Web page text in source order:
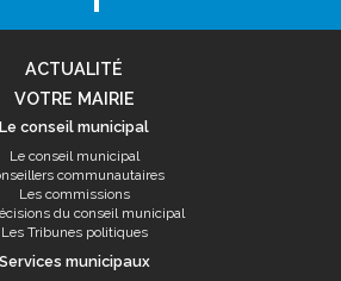
ACTUALITÉ
VOTRE MAIRIE
Le conseil municipal
Le conseil municipal
communautaires
Les commissions
du conseil municipal
Les Tribunes politiques
Services municipaux